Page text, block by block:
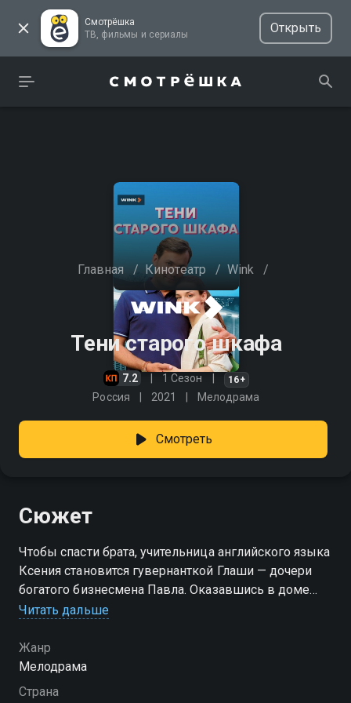
Смотрёшка
ТВ, фильмы и сериалы
Открыть
Главная / Кинотеатр / Wink /
Тени старого шкафа
7.2 1 Сезон 16+
Россия 2021 Мелодрама
Смотреть
Сюжет
Чтобы спасти брата, учительница английского языка
Ксения становится гувернанткой Глаши — дочери
богатого бизнесмена Павла. Оказавшись в доме
Павла, Ксения попадает в очень тяжелую
бизнесмена, живущая в доме, смотрит на Ксению
свысока. Для неё она — прислуга, хоть и с высшим
образованием. Глаша то и дело на пустом месте
Читать дальше
Жанр
Мелодрама
Страна